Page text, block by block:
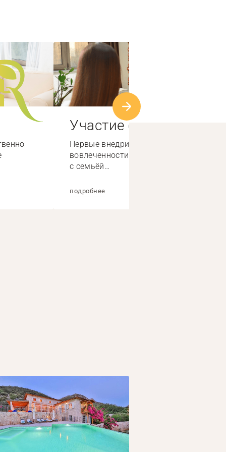
Участие семьи
Первые внедрили систему высокой
вовлеченности специалистов по работе
с семьёй…
подробнее